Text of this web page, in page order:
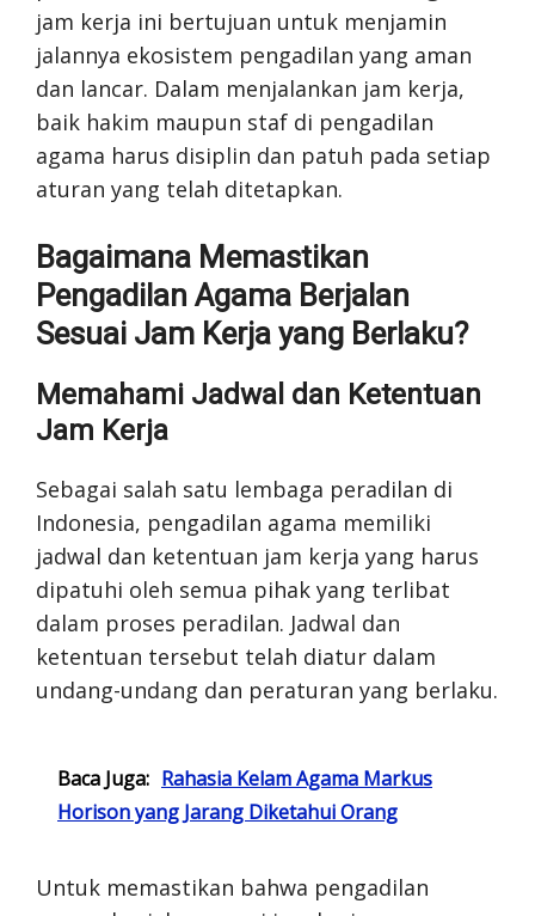
jam kerja ini bertujuan untuk menjamin
jalannya ekosistem pengadilan yang aman
dan lancar. Dalam menjalankan jam kerja,
baik hakim maupun staf di pengadilan
agama harus disiplin dan patuh pada setiap
aturan yang telah ditetapkan.
Bagaimana Memastikan
Pengadilan Agama Berjalan
Sesuai Jam Kerja yang Berlaku?
Memahami Jadwal dan Ketentuan
Jam Kerja
Sebagai salah satu lembaga peradilan di
Indonesia, pengadilan agama memiliki
jadwal dan ketentuan jam kerja yang harus
dipatuhi oleh semua pihak yang terlibat
dalam proses peradilan. Jadwal dan
ketentuan tersebut telah diatur dalam
undang-undang dan peraturan yang berlaku.
Baca Juga: Rahasia Kelam Agama Markus
Horison yang Jarang Diketahui Orang
Untuk memastikan bahwa pengadilan